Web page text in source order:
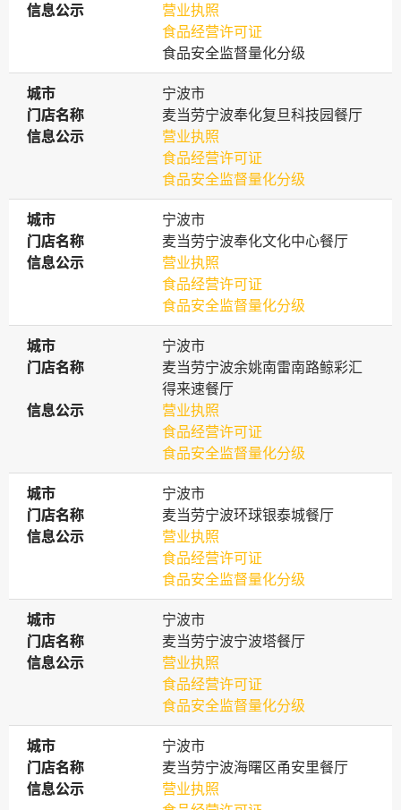
信息公示
信息公示
营业执照
食品经营许可证
食品安全监督量化分级
城市
城市
宁波市
门店名称
门店名称
麦当劳宁波奉化复旦科技园餐厅
信息公示
信息公示
营业执照
食品经营许可证
食品安全监督量化分级
城市
城市
宁波市
门店名称
门店名称
麦当劳宁波奉化文化中心餐厅
信息公示
信息公示
营业执照
食品经营许可证
食品安全监督量化分级
城市
城市
宁波市
门店名称
门店名称
麦当劳宁波余姚南雷南路鲸彩汇
得来速餐厅
信息公示
信息公示
营业执照
食品经营许可证
食品安全监督量化分级
城市
城市
宁波市
门店名称
门店名称
麦当劳宁波环球银泰城餐厅
信息公示
信息公示
营业执照
食品经营许可证
食品安全监督量化分级
城市
城市
宁波市
门店名称
门店名称
麦当劳宁波宁波塔餐厅
信息公示
信息公示
营业执照
食品经营许可证
食品安全监督量化分级
城市
城市
宁波市
门店名称
门店名称
麦当劳宁波海曙区甬安里餐厅
信息公示
信息公示
营业执照